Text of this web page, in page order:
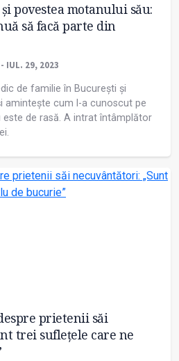
povestea motanului său:
să facă parte din
- IUL. 29, 2023
de familie în București și
amintește cum l-a cunoscut pe
este de rasă. A intrat întâmplător
prietenii săi
trei suflețele care ne